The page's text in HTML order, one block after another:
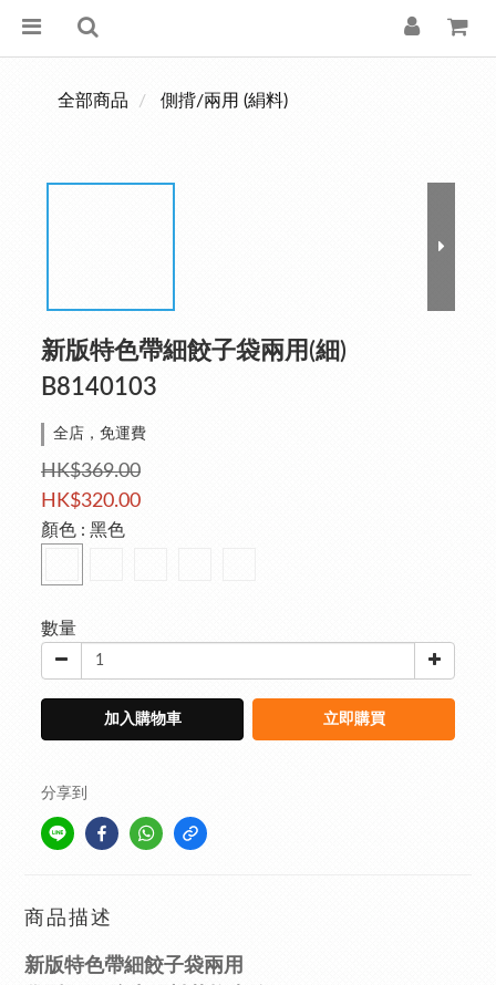
全部商品 側揹/兩用 (絹料)
新版特色帶細餃子袋兩用(細)
B8140103
全店，免運費
HK$369.00
HK$320.00
顏色 : 黑色
數量
加入購物車 立即購買
分享到
商品描述
新版特色帶細餃子袋兩用